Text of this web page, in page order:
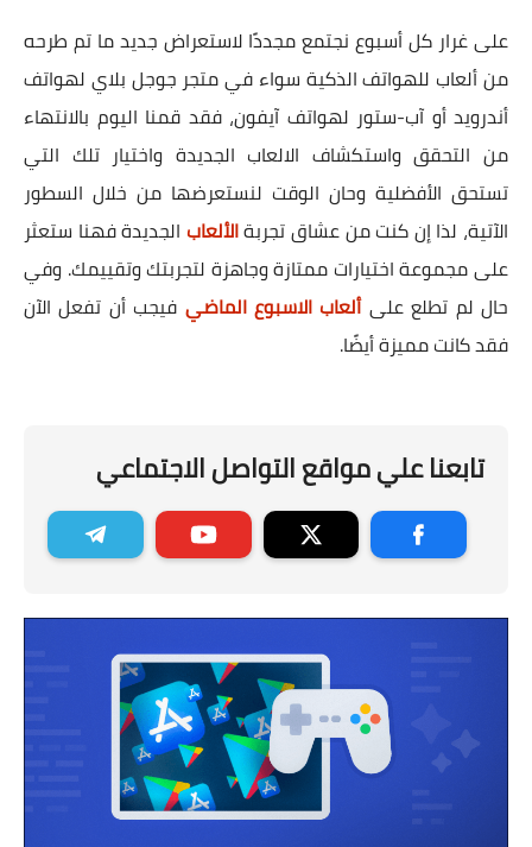
على غرار كل أسبوع نجتمع مجددًا لاستعراض جديد ما تم طرحه
من ألعاب للهواتف الذكية سواء في متجر جوجل بلاي لهواتف
أندرويد أو آب-ستور لهواتف آيفون، فقد قمنا اليوم بالانتهاء
من التحقق واستكشاف الالعاب الجديدة واختيار تلك التي
تستحق الأفضلية وحان الوقت لنستعرضها من خلال السطور
الآتية، لذا إن كنت من عشاق تجربةالألعاب الجديدة فهنا ستعثر
على مجموعة اختيارات ممتازة وجاهزة لتجربتك وتقييمك. وفي
حال لم تطلع علىألعاب الاسبوع الماضي فيجب أن تفعل الآن
فقد كانت مميزة أيضًا.
تابعنا علي مواقع التواصل الاجتماعي